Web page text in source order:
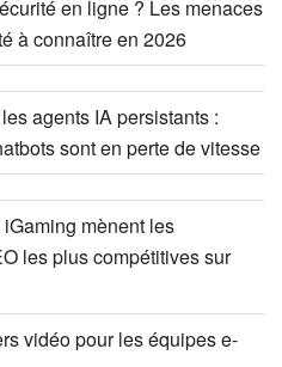
en ligne ? Les menaces
à connaître en 2026
agents IA persistants :
sont en perte de vitesse
mènent les
les plus compétitives sur
vidéo pour les équipes e-